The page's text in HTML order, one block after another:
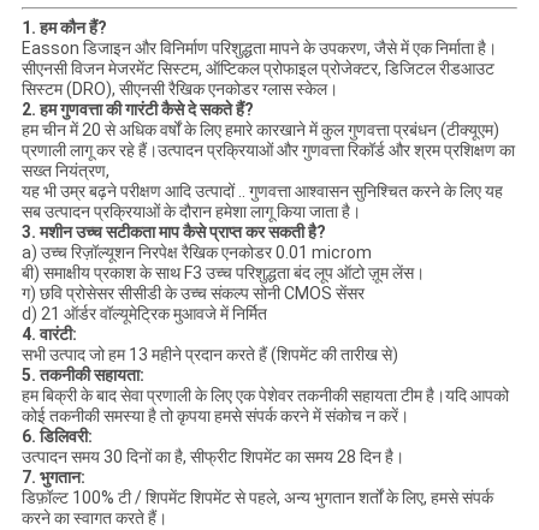
1. हम कौन हैं?
Easson डिजाइन और विनिर्माण परिशुद्धता मापने के उपकरण, जैसे में एक निर्माता है।
सीएनसी विजन मेजरमेंट सिस्टम, ऑप्टिकल प्रोफाइल प्रोजेक्टर, डिजिटल रीडआउट
सिस्टम (DRO), सीएनसी रैखिक एनकोडर ग्लास स्केल।
2. हम गुणवत्ता की गारंटी कैसे दे सकते हैं?
हम चीन में 20 से अधिक वर्षों के लिए हमारे कारखाने में कुल गुणवत्ता प्रबंधन (टीक्यूएम)
प्रणाली लागू कर रहे हैं।उत्पादन प्रक्रियाओं और गुणवत्ता रिकॉर्ड और श्रम प्रशिक्षण का
सख्त नियंत्रण,
यह भी उम्र बढ़ने परीक्षण आदि उत्पादों .. गुणवत्ता आश्वासन सुनिश्चित करने के लिए यह
सब उत्पादन प्रक्रियाओं के दौरान हमेशा लागू किया जाता है।
3. मशीन उच्च सटीकता माप कैसे प्राप्त कर सकती है?
a) उच्च रिज़ॉल्यूशन निरपेक्ष रैखिक एनकोडर 0.01 microm
बी) समाक्षीय प्रकाश के साथ F3 उच्च परिशुद्धता बंद लूप ऑटो ज़ूम लेंस।
ग) छवि प्रोसेसर सीसीडी के उच्च संकल्प सोनी CMOS सेंसर
d) 21 ऑर्डर वॉल्यूमेट्रिक मुआवजे में निर्मित
4. वारंटी:
सभी उत्पाद जो हम 13 महीने प्रदान करते हैं (शिपमेंट की तारीख से)
5. तकनीकी सहायता:
हम बिक्री के बाद सेवा प्रणाली के लिए एक पेशेवर तकनीकी सहायता टीम है।यदि आपको
कोई तकनीकी समस्या है तो कृपया हमसे संपर्क करने में संकोच न करें।
6. डिलिवरी:
उत्पादन समय 30 दिनों का है, सीफ्रीट शिपमेंट का समय 28 दिन है।
7. भुगतान:
डिफ़ॉल्ट 100% टी / शिपमेंट शिपमेंट से पहले, अन्य भुगतान शर्तों के लिए, हमसे संपर्क
करने का स्वागत करते हैं।